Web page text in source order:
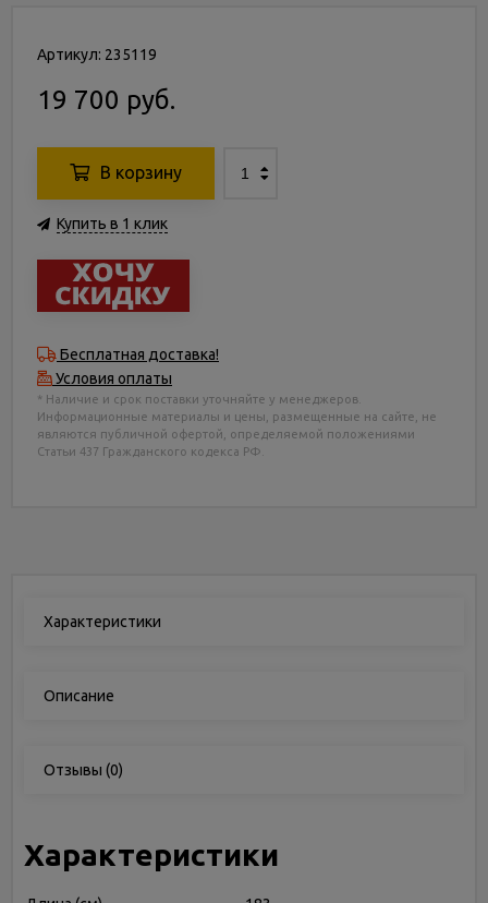
Артикул: 235119
19 700 руб.
В корзину
Купить в 1 клик
Бесплатная доставка!
Условия оплаты
* Наличие и срок поставки уточняйте у менеджеров.
Информационные материалы и цены, размещенные на сайте, не
являются публичной офертой, определяемой положениями
Статьи 437 Гражданского кодекса РФ.
Характеристики
Описание
Отзывы (0)
Характеристики